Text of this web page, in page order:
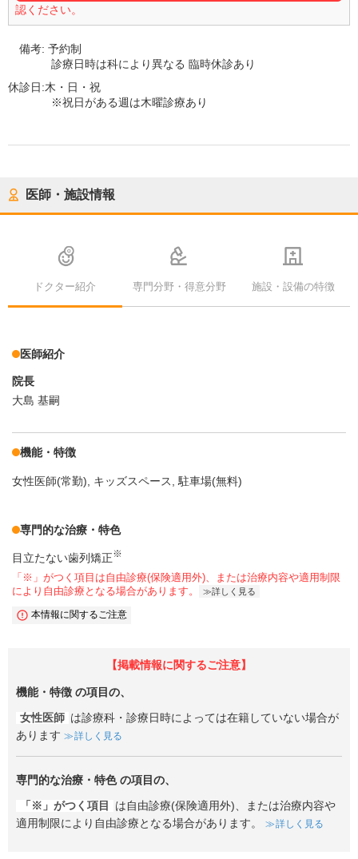
認ください。
備考:予約制
診療日時は科により異なる 臨時休診あり
休診日:木・日・祝
※祝日がある週は木曜診療あり
医師・施設情報
ドクター紹介 専門分野・得意分野 施設・設備の特徴
医師紹介
院長
大島 基嗣
機能・特徴
女性医師(常勤) キッズスペース 駐車場(無料)
専門的な治療・特色
目立たない歯列矯正※
「※」がつく項目は自由診療(保険適用外)、または治療内容や適用制限
により自由診療となる場合があります。
詳しく見る
本情報に関するご注意
【掲載情報に関するご注意】
機能・特徴 の項目の、
女性医師 は診療科・診療日時によっては在籍していない場合が
あります
詳しく見る
専門的な治療・特色の項目の、
「※」がつく項目
は自由診療(保険適用外)、または治療内容や
適用制限により自由診療となる場合があります。
詳しく見る